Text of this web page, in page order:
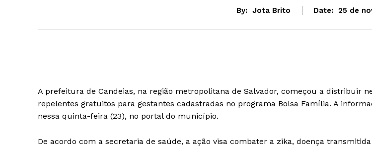
By: Jota Brito Date: 25 de
A prefeitura de Candeias, na região metropolitana de Salvador, começou a distribuir
repelentes gratuitos para gestantes cadastradas no programa Bolsa Família. A
nessa quinta-feira (23), no portal do município.
De acordo com a secretaria de saúde, a ação visa combater a zika, doença